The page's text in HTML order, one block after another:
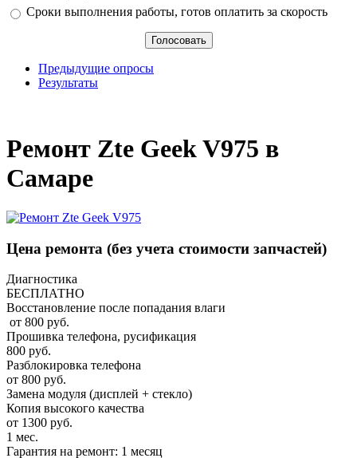
Сроки выполнения работы, готов оплатить за скорость
Предыдущие опросы
Результаты
Ремонт Zte Geek V975 в
Самаре
Цена ремонта (без учета стоимости запчастей)
Диагностика
БЕСПЛАТНО
Восстановление после попадания влаги
от 800 руб.
Прошивка телефона, русификация
800 руб.
Разблокировка телефона
от 800 руб.
Замена модуля (дисплей + стекло)
Копия высокого качества
от 1300 руб.
1 мес.
Гарантия на ремонт: 1 месяц